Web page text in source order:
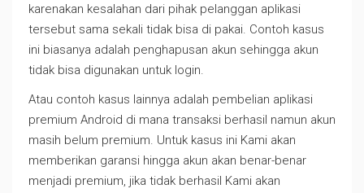
karenakan kesalahan dari pihak pelanggan aplikasi
tersebut sama sekali tidak bisa di pakai. Contoh kasus
ini biasanya adalah penghapusan akun sehingga akun
tidak bisa digunakan untuk login.
Atau contoh kasus lainnya adalah pembelian aplikasi
premium Android di mana transaksi berhasil namun akun
masih belum premium. Untuk kasus ini Kami akan
memberikan garansi hingga akun akan benar-benar
menjadi premium, jika tidak berhasil Kami akan